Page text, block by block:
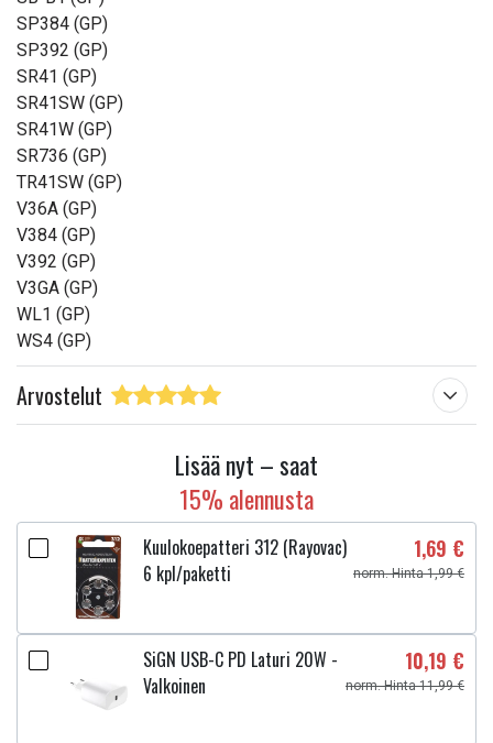
SP384 (GP)
SP392 (GP)
SR41 (GP)
SR41SW (GP)
SR41W (GP)
SR736 (GP)
TR41SW (GP)
V36A (GP)
V384 (GP)
V392 (GP)
V3GA (GP)
WL1 (GP)
WS4 (GP)
Arvostelut
Lisää nyt – saat
15% alennusta
Kuulokoepatteri 312 (Rayovac)
6 kpl/paketti
1,69 €
norm. Hinta 1,99 €
SiGN USB-C PD Laturi 20W -
Valkoinen
10,19 €
norm. Hinta 11,99 €